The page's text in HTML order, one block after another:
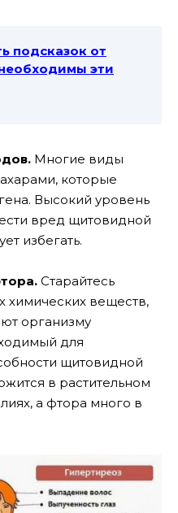
подсказок от
эти
Многие виды
которые
Высокий уровень
вред щитовидной
избегать.
Старайтесь
химических веществ,
организму
для
щитовидной
в растительном
а фтора много в